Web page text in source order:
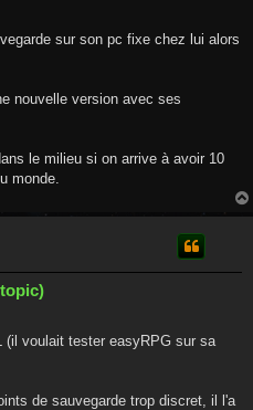
sur son pc fixe chez lui alors
nouvelle version avec ses
le milieu si on arrive à avoir 10
monde.
(il voulait tester easyRPG sur sa
de sauvegarde trop discret, il l'a